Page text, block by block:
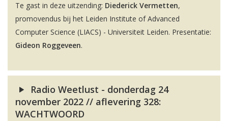
Te gast in deze uitzending: Diederick Vermetten,
promovendus bij het Leiden Institute of Advanced
Computer Science (LIACS) - Universiteit Leiden. Presentatie:
Gideon Roggeveen.
Radio Weetlust - donderdag 24
november 2022 // aflevering 328:
WACHTWOORD